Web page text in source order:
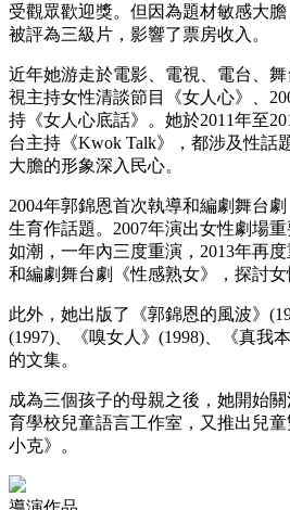
受觀眾歡迎獎。但因為題材敏感大
被評為三級片，影響了票房收入。
近年她游走於電影、電視、電台、
視主持女性清談節目《女人心》、
持《女人心底話》。她於2011年至
台主持《Kwok Talk》，都涉及性話
大膽的形象深入民心。
2004年郭錦恩首次執導和編劇舞台
生育作話題。2007年演出女性劇場
如潮，一年內三度重演，2013年再
和編劇舞台劇《性感熟女》，探討女
此外，她出版了《郭錦恩的風波》
(1997)、《嗅女人》(1998)、《真我
的文集。
成為三個孩子的母親之後，她開始
育學校兒童語言工作室，又推出兒
小克》。